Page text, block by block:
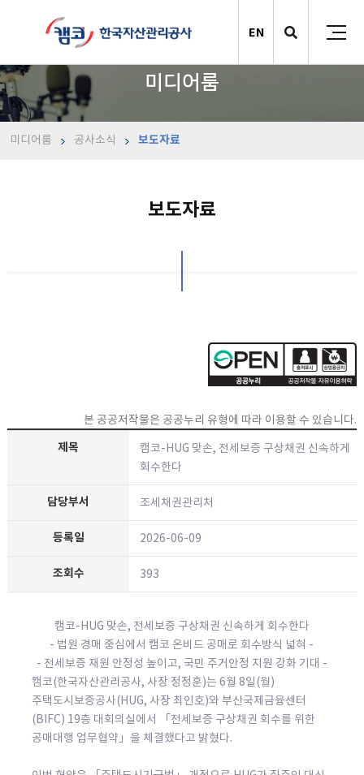
EN
미디어룸
미디어룸 공사소식 보도자료
보도자료
본 공공저작물은 공공누리 유형에 따라 이용할 수 있습니다.
캠코-HUG 맞손, 전세보증 구상채권 신속하게
회수한다
조세채권관리처
2026-06-09
393
캠코-HUG 맞손, 전세보증 구상채권 신속하게 회수한다
- 법원 경매 중심에서 캠코 온비드 공매로 회수방식 넓혀 -
- 전세보증 재원 안정성 높이고, 국민 주거안정 지원 강화 기대 -
캠코(한국자산관리공사, 사장 정정훈)는 6월 8일(월)
주택도시보증공사(HUG, 사장 최인호)와 부산국제금융센터
(BIFC) 19층 대회의실에서 「전세보증 구상채권 회수를 위한
공매대행 업무협약」을 체결했다고 밝혔다.